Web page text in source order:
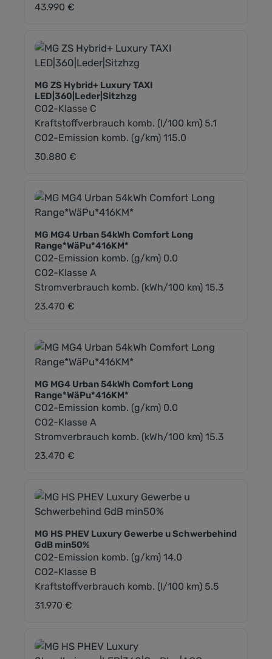
Regulärer Preis:
43.990 €
MG ZS Hybrid+ Luxury TAXI
LED|360|Leder|Sitzhzg
CO2-Klasse C
Kraftstoffverbrauch komb. (l/100 km) 5.1
CO2-Emission komb. (g/km) 115.0
Regulärer Preis:
30.880 €
MG MG4 Urban 54kWh Comfort Long
Range*WäPu*416KM*
CO2-Emission komb. (g/km) 0.0
CO2-Klasse A
Stromverbrauch komb. (kWh/100 km) 15.3
Regulärer Preis:
23.470 €
MG MG4 Urban 54kWh Comfort Long
Range*WäPu*416KM*
CO2-Emission komb. (g/km) 0.0
CO2-Klasse A
Stromverbrauch komb. (kWh/100 km) 15.3
Regulärer Preis:
23.470 €
MG HS PHEV Luxury Gewerbe u Schwerbehind
GdB min50%
CO2-Emission komb. (g/km) 14.0
CO2-Klasse B
Kraftstoffverbrauch komb. (l/100 km) 5.5
Regulärer Preis:
31.970 €